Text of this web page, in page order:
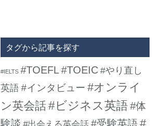
タグから記事を探す
#IELTS #TOEFL#TOEIC #やり直し
英語 #インタビュー #オンライ
ン英会話 #ビジネス英語#体
験談
#受験英語#